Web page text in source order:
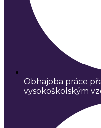
Obhajoba práce
vysokoškolským